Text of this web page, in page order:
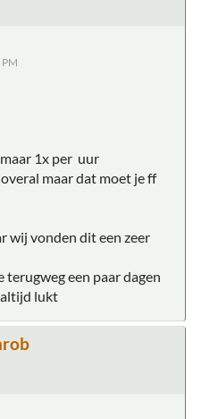
1x per uur
maar dat moet je ff
wij vonden dit een zeer
terugweg een paar dagen
lukt